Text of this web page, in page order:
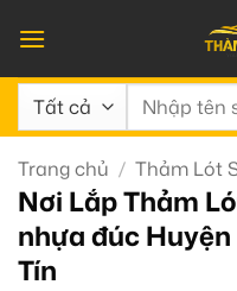
qua
nội
dung
Tìm
Trang chủ / Thảm Lót
Nơi Lắp Thảm
nhựa đúc
Tín